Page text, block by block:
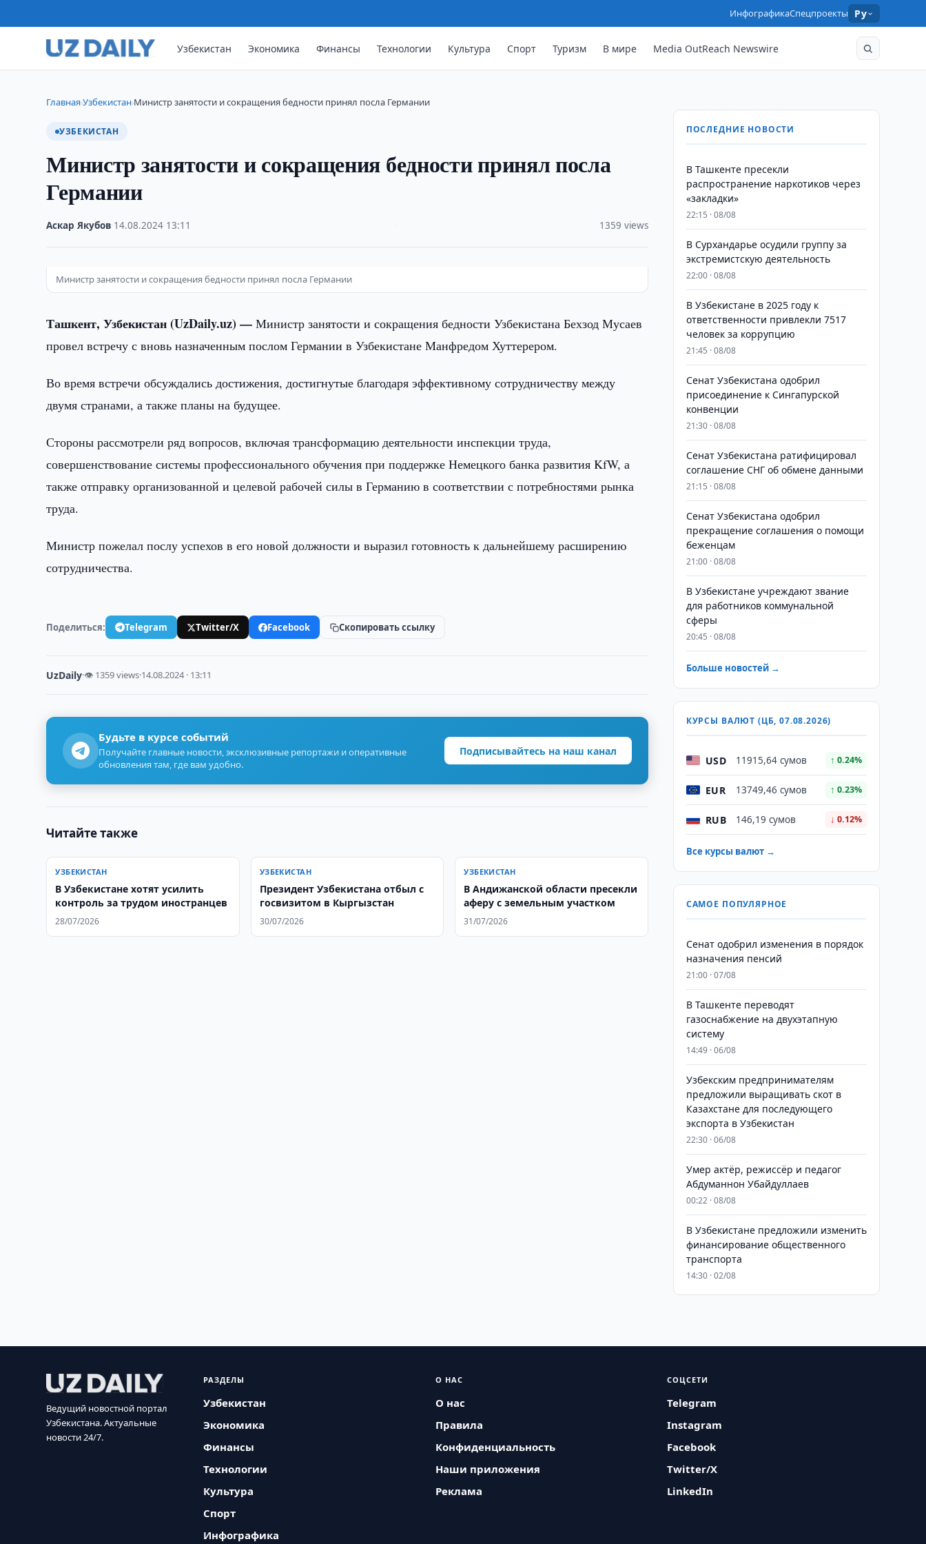
ИнфографикаСпецпроекты Ру
Узбекистан Экономика Финансы Технологии Культура Спорт Туризм В мире Media OutReach Newswire
Главная›Узбекистан›​​​​​​​Министр занятости и сокращения бедности принял посла Германии
УЗБЕКИСТАН
​​​​​​​Министр занятости и сокращения бедности принял посла
Германии
Аскар Якубов 14.08.2024 13:11 1359 views
Министр занятости и сокращения бедности принял посла Германии
Ташкент, Узбекистан (UzDaily.uz) —Министр занятости и сокращения бедности Узбекистана Бехзод Мусаев
провел встречу с вновь назначенным послом Германии в Узбекистане Манфредом Хуттерером.
Во время встречи обсуждались достижения, достигнутые благодаря эффективному сотрудничеству между
двумя странами, а также планы на будущее.
Стороны рассмотрели ряд вопросов, включая трансформацию деятельности инспекции труда,
совершенствование системы профессионального обучения при поддержке Немецкого банка развития KfW, а
также отправку организованной и целевой рабочей силы в Германию в соответствии с потребностями рынка
труда.
Министр пожелал послу успехов в его новой должности и выразил готовность к дальнейшему расширению
сотрудничества.
Поделиться: Telegram Twitter/X Facebook Скопировать ссылку
UzDaily·👁 1359 views·14.08.2024 · 13:11
Будьте в курсе событий
Получайте главные новости, эксклюзивные репортажи и оперативные
обновления там, где вам удобно.
Подписывайтесь на наш канал
Читайте также
УЗБЕКИСТАН
В Узбекистане хотят усилить
контроль за трудом иностранцев
28/07/2026
УЗБЕКИСТАН
Президент Узбекистана отбыл с
госвизитом в Кыргызстан
30/07/2026
УЗБЕКИСТАН
В Андижанской области пресекли
аферу с земельным участком
31/07/2026
ПОСЛЕДНИЕ НОВОСТИ
В Ташкенте пресекли
распространение наркотиков через
«закладки»
22:15 · 08/08
В Сурхандарье осудили группу за
экстремистскую деятельность
22:00 · 08/08
В Узбекистане в 2025 году к
ответственности привлекли 7517
человек за коррупцию
21:45 · 08/08
Сенат Узбекистана одобрил
присоединение к Сингапурской
конвенции
21:30 · 08/08
Сенат Узбекистана ратифицировал
соглашение СНГ об обмене данными
21:15 · 08/08
Сенат Узбекистана одобрил
прекращение соглашения о помощи
беженцам
21:00 · 08/08
В Узбекистане учреждают звание
для работников коммунальной
сферы
20:45 · 08/08
Больше новостей →
КУРСЫ ВАЛЮТ (ЦБ, 07.08.2026)
USD 11915,64 сумов ↑ 0.24%
EUR 13749,46 сумов ↑ 0.23%
RUB 146,19 сумов ↓ 0.12%
Все курсы валют →
САМОЕ ПОПУЛЯРНОЕ
Сенат одобрил изменения в порядок
назначения пенсий
21:00 · 07/08
В Ташкенте переводят
газоснабжение на двухэтапную
систему
14:49 · 06/08
Узбекским предпринимателям
предложили выращивать скот в
Казахстане для последующего
экспорта в Узбекистан
22:30 · 06/08
Умер актёр, режиссёр и педагог
Абдуманнон Убайдуллаев
00:22 · 08/08
В Узбекистане предложили изменить
финансирование общественного
транспорта
14:30 · 02/08
Ведущий новостной портал
Узбекистана. Актуальные
новости 24/7.
РАЗДЕЛЫ
Узбекистан
Экономика
Финансы
Технологии
Культура
Спорт
Инфографика
О НАС
О нас
Правила
Конфиденциальность
Наши приложения
Реклама
СОЦСЕТИ
Telegram
Instagram
Facebook
Twitter/X
LinkedIn